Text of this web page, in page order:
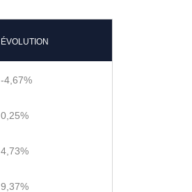
ÉVOLUTION
-4,67%
0,25%
4,73%
9,37%